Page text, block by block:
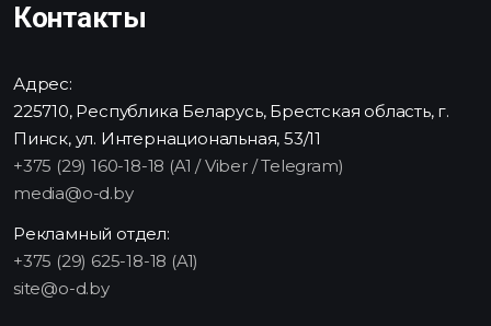
Контакты
Адрес:
225710, Республика Беларусь, Брестская область, г.
Пинск, ул. Интернациональная, 53/11
+375 (29) 160-18-18 (A1 / Viber / Telegram)
media@o-d.by
Рекламный отдел:
+375 (29) 625-18-18 (A1)
site@o-d.by